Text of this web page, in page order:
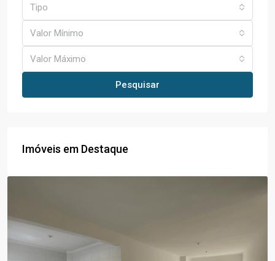
Tipo
Valor Mínimo
Valor Máximo
Pesquisar
Imóveis em Destaque